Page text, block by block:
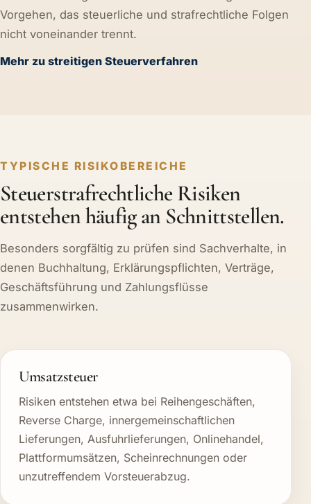
Vorgehen, das steuerliche und strafrechtliche Folgen
nicht voneinander trennt.
Mehr zu streitigen Steuerverfahren
TYPISCHE RISIKOBEREICHE
Steuerstrafrechtliche Risiken
entstehen häufig an Schnittstellen.
Besonders sorgfältig zu prüfen sind Sachverhalte, in
denen Buchhaltung, Erklärungspflichten, Verträge,
Geschäftsführung und Zahlungsflüsse
zusammenwirken.
Umsatzsteuer
Risiken entstehen etwa bei Reihengeschäften,
Reverse Charge, innergemeinschaftlichen
Lieferungen, Ausfuhrlieferungen, Onlinehandel,
Plattformumsätzen, Scheinrechnungen oder
unzutreffendem Vorsteuerabzug.